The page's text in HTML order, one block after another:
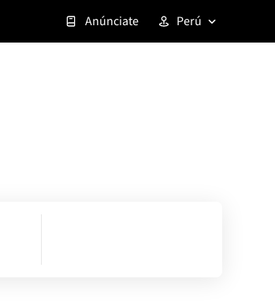
Anúnciate Perú